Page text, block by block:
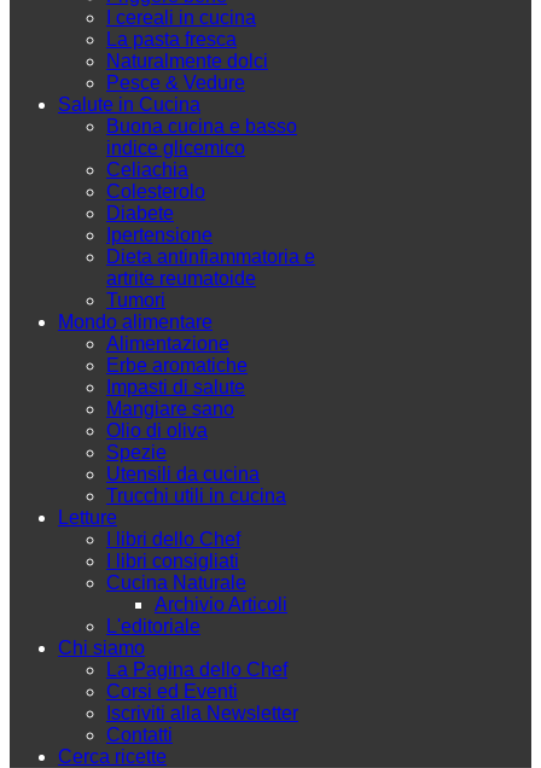
I cereali in cucina
La pasta fresca
Naturalmente dolci
Pesce & Vedure
Salute in Cucina
Buona cucina e basso
indice glicemico
Celiachia
Colesterolo
Diabete
Ipertensione
Dieta antinfiammatoria e
artrite reumatoide
Tumori
Mondo alimentare
Alimentazione
Erbe aromatiche
Impasti di salute
Mangiare sano
Olio di oliva
Spezie
Utensili da cucina
Trucchi utili in cucina
Letture
I libri dello Chef
I libri consigliati
Cucina Naturale
Archivio Articoli
L'editoriale
Chi siamo
La Pagina dello Chef
Corsi ed Eventi
Iscriviti alla Newsletter
Contatti
Cerca ricette